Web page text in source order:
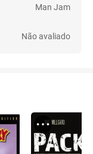
Man Jam
Não avaliado